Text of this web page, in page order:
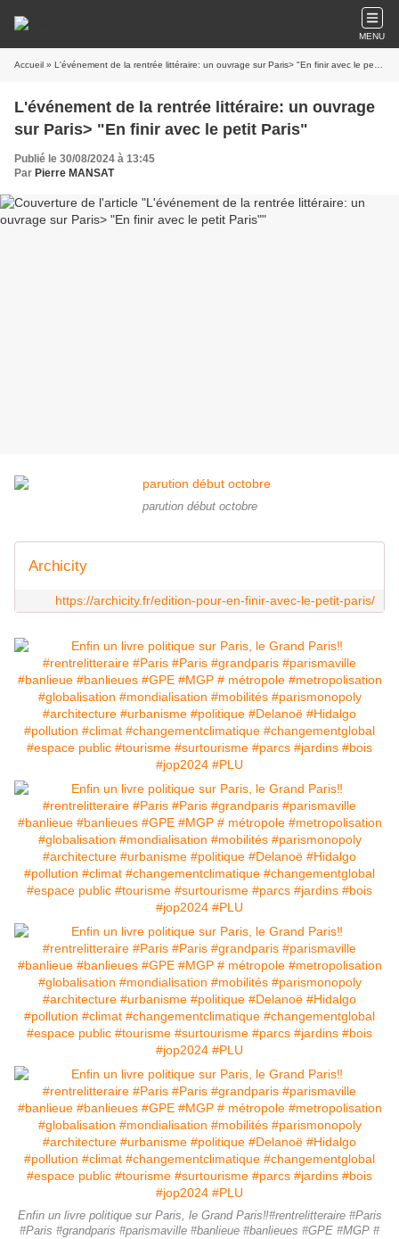
MENU
Accueil » L'événement de la rentrée littéraire: un ouvrage sur Paris> "En finir avec le petit Paris"
L'événement de la rentrée littéraire: un ouvrage
sur Paris> "En finir avec le petit Paris"
Publié le 30/08/2024 à 13:45
Par Pierre MANSAT
parution début octobre
Archicity
https://archicity.fr/edition-pour-en-finir-avec-le-petit-paris/
Enfin un livre politique sur Paris, le Grand Paris‼️#rentrelitteraire #Paris
#Paris #grandparis #parismaville #banlieue #banlieues #GPE #MGP #